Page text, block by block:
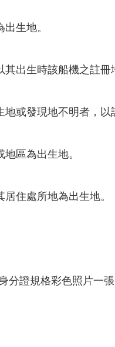
生地。
出生時該船機之註
或發現地不明者，以
區為出生地。
住處所地為出生地。
分證規格彩色照片一